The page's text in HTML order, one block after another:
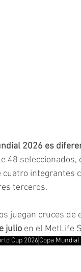
2026 es
48
integrantes
terceros.
juegan cruces
julio en el MetLife
Cup 2026Copa